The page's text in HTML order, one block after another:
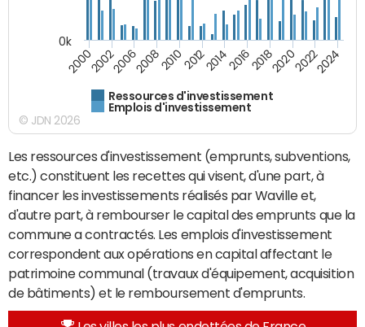
Ressources d'investissement
Emplois d'investissement
200020022006200820102012201420162018202020222024
0k
© JDN 2026
Les ressources d'investissement (emprunts, subventions,
etc.) constituent les recettes qui visent, d'une part, à
financer les investissements réalisés par Waville et,
d'autre part, à rembourser le capital des emprunts que la
commune a contractés. Les emplois d'investissement
correspondent aux opérations en capital affectant le
patrimoine communal (travaux d'équipement, acquisition
de bâtiments) et le remboursement d'emprunts.